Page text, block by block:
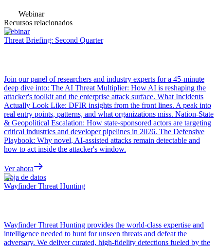
Webinar
Recursos relacionados
Webinar
Threat Briefing: Second Quarter
Join our panel of researchers and industry experts for a 45-minute
deep dive into: The AI Threat Multiplier: How AI is reshaping the
attacker's toolkit and the enterprise attack surface. What Incidents
Actually Look Like: DFIR insights from the front lines. A peak into
real entry points, patterns, and what organizations miss. Nation-State
& Geopolitical Escalation: How state-sponsored actors are targeting
critical industries and developer pipelines in 2026. The Defensive
Playbook: Why novel, AI-assisted attacks remain detectable and
how to act inside the attacker's window.
Ver ahora
Hoja de datos
Wayfinder Threat Hunting
Wayfinder Threat Hunting provides the world-class expertise and
intelligence needed to hunt for unseen threats and defeat the
adversary. We deliver curated, high-fidelity detections fueled by the